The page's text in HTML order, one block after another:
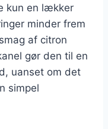
kun en lækker
minder frem
af citron
gør den til en
uanset om det
simpel